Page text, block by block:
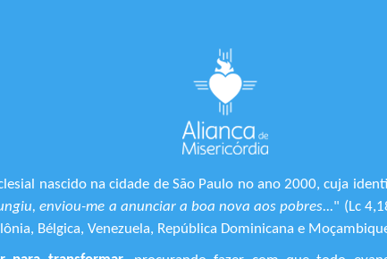
nascido na cidade de São Paulo no ano 2000, cuja
enviou-me a anunciar a boa nova aos pobres..." (Lc
Bélgica, Venezuela, República Dominicana e